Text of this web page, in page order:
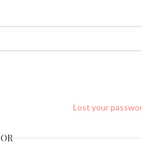
Lost your
OR